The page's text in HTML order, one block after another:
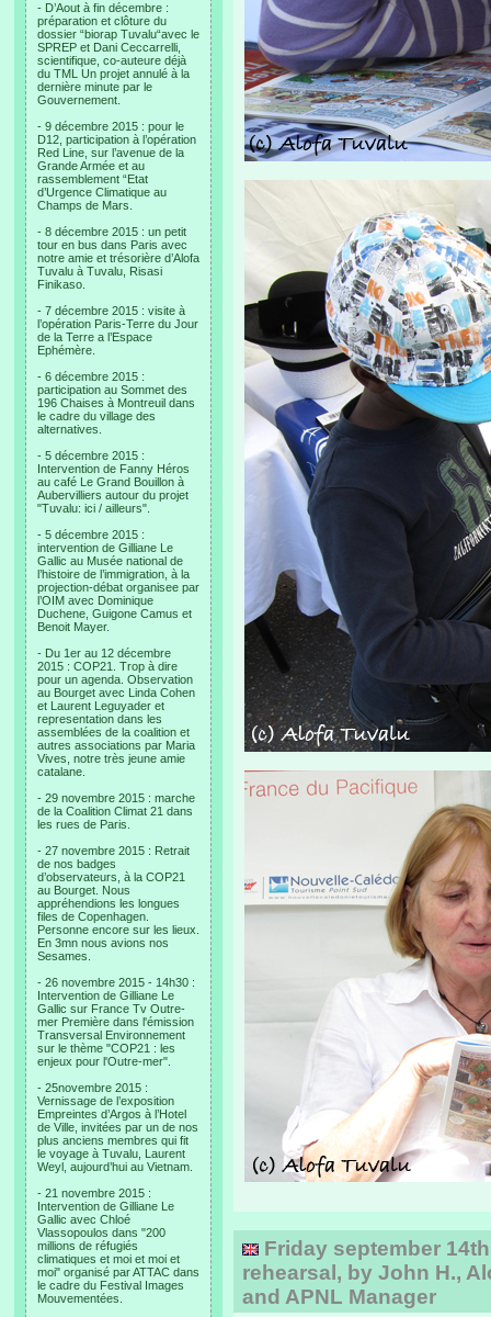
- D’Aout à fin décembre :
préparation et clôture du
dossier “biorap Tuvalu“avec le
SPREP et Dani Ceccarrelli,
scientifique, co-auteure déjà
du TML Un projet annulé à la
dernière minute par le
Gouvernement.
- 9 décembre 2015 : pour le
D12, participation à l’opération
Red Line, sur l’avenue de la
Grande Armée et au
rassemblement “Etat
d’Urgence Climatique au
Champs de Mars.
- 8 décembre 2015 : un petit
tour en bus dans Paris avec
notre amie et trésorière d’Alofa
Tuvalu à Tuvalu, Risasi
Finikaso.
- 7 décembre 2015 : visite à
l’opération Paris-Terre du Jour
de la Terre a l’Espace
Ephémère.
- 6 décembre 2015 :
participation au Sommet des
196 Chaises à Montreuil dans
le cadre du village des
alternatives.
- 5 décembre 2015 :
Intervention de Fanny Héros
au café Le Grand Bouillon à
Aubervilliers autour du projet
"Tuvalu: ici / ailleurs".
- 5 décembre 2015 :
intervention de Gilliane Le
Gallic au Musée national de
l’histoire de l’immigration, à la
projection-débat organisee par
l’OIM avec Dominique
Duchene, Guigone Camus et
Benoit Mayer.
- Du 1er au 12 décembre
2015 : COP21. Trop à dire
pour un agenda. Observation
au Bourget avec Linda Cohen
et Laurent Leguyader et
representation dans les
assemblées de la coalition et
autres associations par Maria
Vives, notre très jeune amie
catalane.
- 29 novembre 2015 : marche
de la Coalition Climat 21 dans
les rues de Paris.
- 27 novembre 2015 : Retrait
de nos badges
d’observateurs, à la COP21
au Bourget. Nous
appréhendions les longues
files de Copenhagen.
Personne encore sur les lieux.
En 3mn nous avions nos
Sesames.
- 26 novembre 2015 - 14h30 :
Intervention de Gilliane Le
Gallic sur France Tv Outre-
mer Première dans l'émission
Transversal Environnement
sur le thème "COP21 : les
enjeux pour l'Outre-mer".
- 25novembre 2015 :
Vernissage de l’exposition
Empreintes d’Argos à l’Hotel
de Ville, invitées par un de nos
plus anciens membres qui fit
le voyage à Tuvalu, Laurent
Weyl, aujourd’hui au Vietnam.
- 21 novembre 2015 :
Intervention de Gilliane Le
Gallic avec Chloé
Vlassopoulos dans "200
millions de réfugiés
climatiques et moi et moi et
moi" organisé par ATTAC dans
le cadre du Festival Images
Mouvementées.
Friday september
rehearsal, by John H.,
and APNL Manager